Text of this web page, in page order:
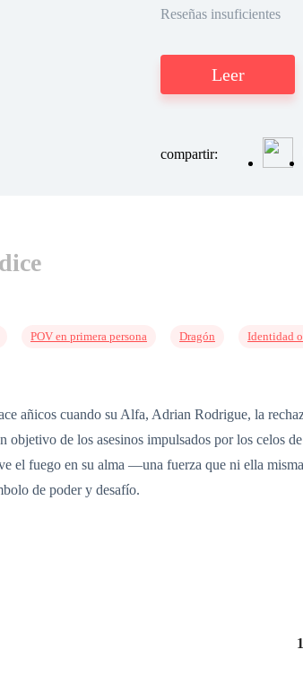
Reseñas insuficientes
Leer
compartir:
POV en primera persona Dragón Identidad
añicos cuando su Alfa, Adrian Rodrigue, la
objetivo de los asesinos impulsados por los celos
el fuego en su alma —una fuerza que ni ella
de poder y desafío.
1